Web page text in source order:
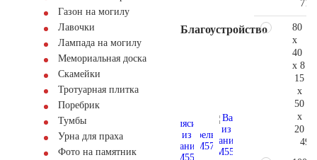
Газон на могилу
Лавочки
Лампада на могилу
Мемориальная доска
Скамейки
Тротуарная плитка
Поребрик
Тумбы
Урна для праха
Фото на памятник
Благоустройство
80
x
40
x 8
15
x
50
x
20